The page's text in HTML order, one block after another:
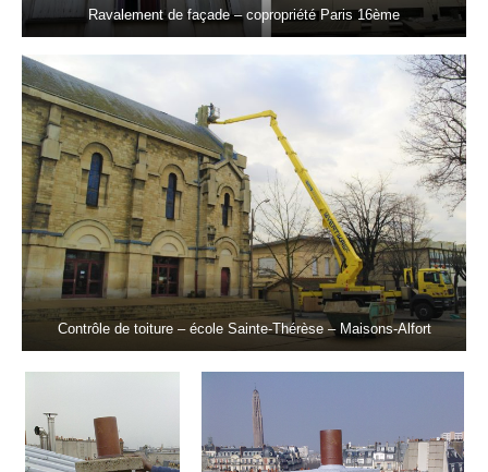
Ravalement de façade – copropriété Paris 16ème
Contrôle de toiture – école Sainte-Thérèse – Maisons-Alfort